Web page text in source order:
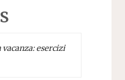
esercizi